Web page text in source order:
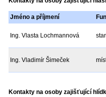
Jméno a příjmení
Ing. Vlasta Lochmannová
Ing. Vladimír Šimeček
Kontakty na osoby zajišťující